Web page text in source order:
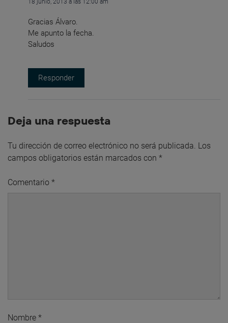
18 junio, 2013 a las 12:00 am
Gracias Álvaro.
Me apunto la fecha.
Saludos
Responder
Deja una respuesta
Tu dirección de correo electrónico no será publicada. Los
campos obligatorios están marcados con *
Comentario *
Nombre *